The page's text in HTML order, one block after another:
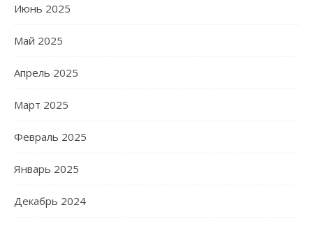
Июнь 2025
Май 2025
Апрель 2025
Март 2025
Февраль 2025
Январь 2025
Декабрь 2024